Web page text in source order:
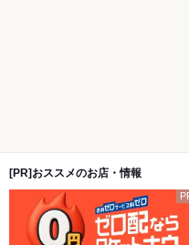
[PR]おススメのお店・情報